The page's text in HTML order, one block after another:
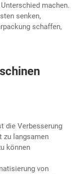
machen.
senken,
schaffen,
die Verbesserung
zu langsamen
können
von